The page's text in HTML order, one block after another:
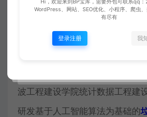
2019年10 月1日起《嘉兴市生活
波工程建设学院统计数据工程建
研发基于人工智能算法为基础的
Hi，欢迎来到BP宝库，需要外包可联系qq
WordPress、网站、SEO优化、小程序、爬虫
有尽有
登录注册 我